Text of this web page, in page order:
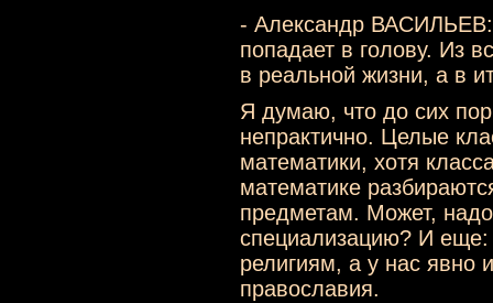
- Александр ВАСИЛЬЕВ:
попадает в голову. Из
в реальной жизни, а в
Я думаю, что до сих
непрактично. Целые
математики, хотя
математике
предметам. Может,
специализацию? И
религиям, а у нас явно
православия.